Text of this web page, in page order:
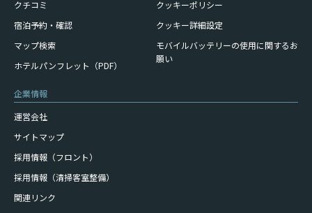
クチコミ
宿泊予約・確認
マップ検索
ホテルパンフレット（PDF）
クッキーポリシー
クッキー詳細設定
モバイルバッテリーの使用に関するお
願い
企業情報
運営会社
サイトマップ
採用情報（フロント）
採用情報（清掃客室整備）
関連リンク